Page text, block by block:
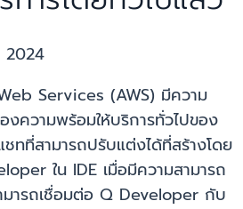
2024
Services (AWS) มีความ
งความพร้อมให้บริการทั่วไปของ
ทที่สามารถปรับแต่งได้ที่สร้างโดย
ใน IDE เมื่อมีความสามารถ
มารถเชื่อมต่อ Q Developer กับ